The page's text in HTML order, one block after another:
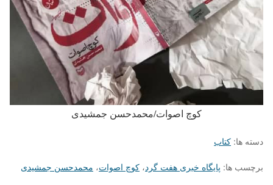
کوچ اصوات/محمدحسن جمشیدی
دسته ها: کتاب
برچسب ها: پایگاه خبری هفت گرد، کوچ اصوات، محمدحسن جمشیدی